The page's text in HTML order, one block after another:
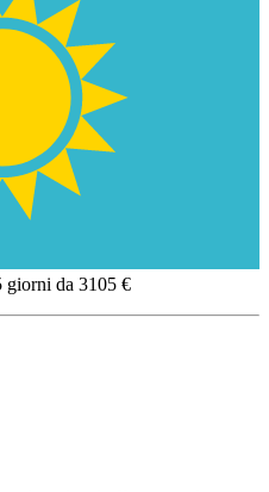
giorni da 3105 €